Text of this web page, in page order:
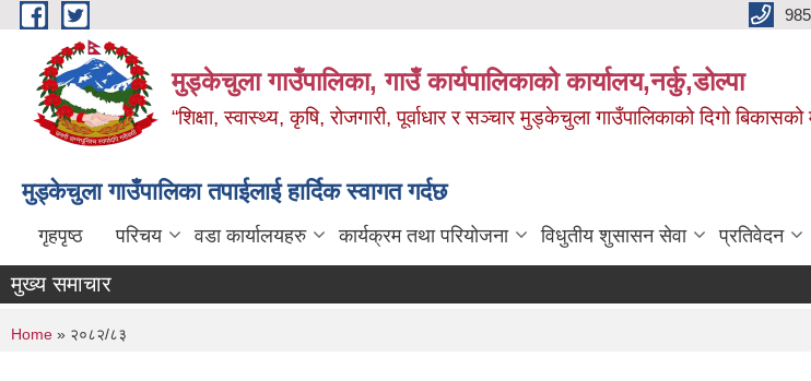
Skip to main content
मुड्केचुला गाउँपालिका, गाउँ कार्यपालिकाको कार्यालय,नर्कु,डोल्पा
“शिक्षा, स्वास्थ्य, कृषि, रोजगारी, पूर्वाधार र सञ्चार मुड्केचुला गाउँपालिकाको दिगो
मुड्केचुला गाउँपालिका तपाईलाई हार्दिक स्वागत गर्दछ
गृहपृष्ठ परिचय वडा कार्यालयहरु कार्यक्रम तथा परियोजना विधुतीय शुसासन सेवा प्रतिवेदन
मुख्य समाचार
You are here
Home » २०८२/८३